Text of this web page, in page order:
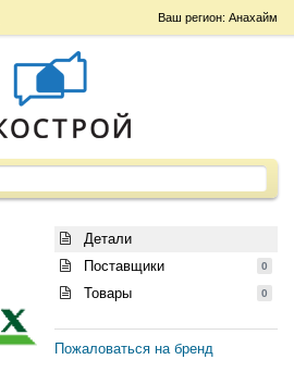
Ваш регион: Анахайм
Детали
Поставщики
0
Товары 0
Пожаловаться на бренд